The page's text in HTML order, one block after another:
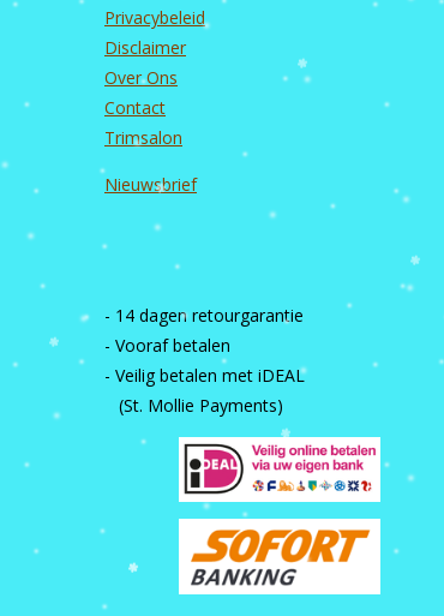
Privacybeleid
Disclaimer
Over Ons
Contact
Trimsalon
Nieuwsbrief
- 14 dagen retourgarantie
- Vooraf betalen
- Veilig betalen met iDEAL
(St. Mollie Payments)